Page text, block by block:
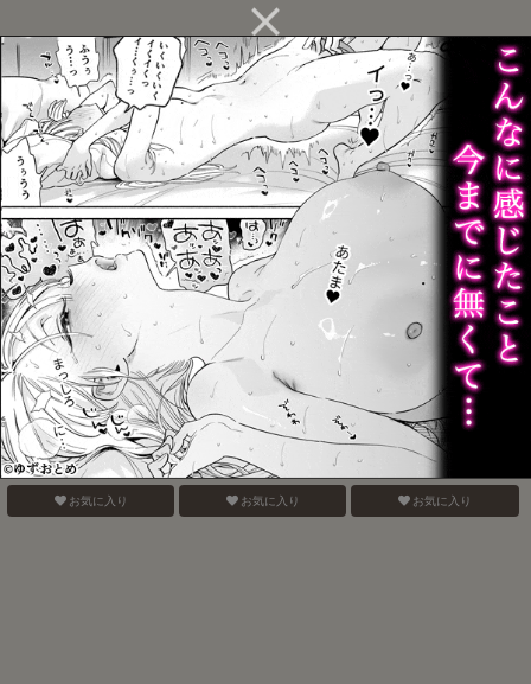
お互い様です。
お気に入り
LOVE POISON
お気に入り
片恋crush
お気に入り
バニーボーイばくごうさ
ん
お気に入り
卒業前夜
お気に入り
空飛ぶサマートライアン
グル
お気に入り